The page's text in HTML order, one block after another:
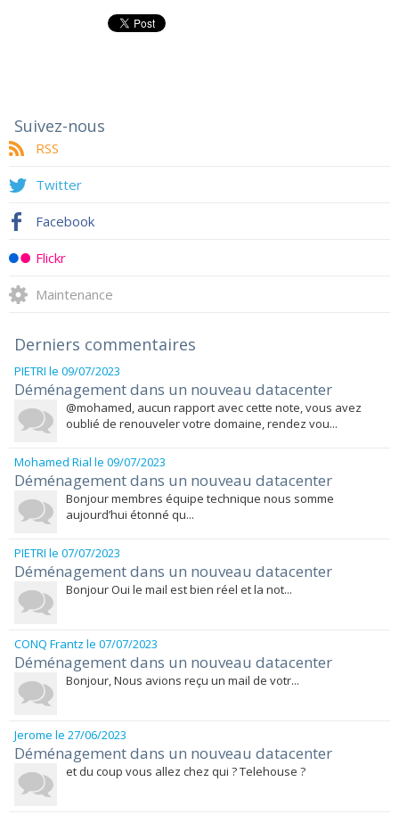
Suivez-nous
RSS
Twitter
Facebook
Flickr
Maintenance
Derniers commentaires
PIETRI le 09/07/2023
Déménagement dans un nouveau datacenter
@mohamed, aucun rapport avec cette note, vous avez
oublié de renouveler votre domaine, rendez vou...
Mohamed Rial le 09/07/2023
Déménagement dans un nouveau datacenter
Bonjour membres équipe technique nous somme
aujourd’hui étonné qu...
PIETRI le 07/07/2023
Déménagement dans un nouveau datacenter
Bonjour Oui le mail est bien réel et la not...
CONQ Frantz le 07/07/2023
Déménagement dans un nouveau datacenter
Bonjour, Nous avions reçu un mail de votr...
Jerome le 27/06/2023
Déménagement dans un nouveau datacenter
et du coup vous allez chez qui ? Telehouse ?